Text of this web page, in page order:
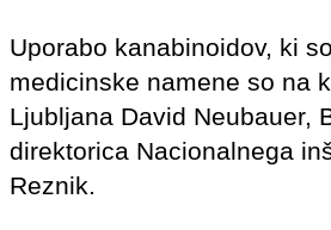
Uporabo kanabinoidov, ki
medicinske namene so na
Ljubljana David Neubauer,
direktorica Nacionalnega
Reznik.